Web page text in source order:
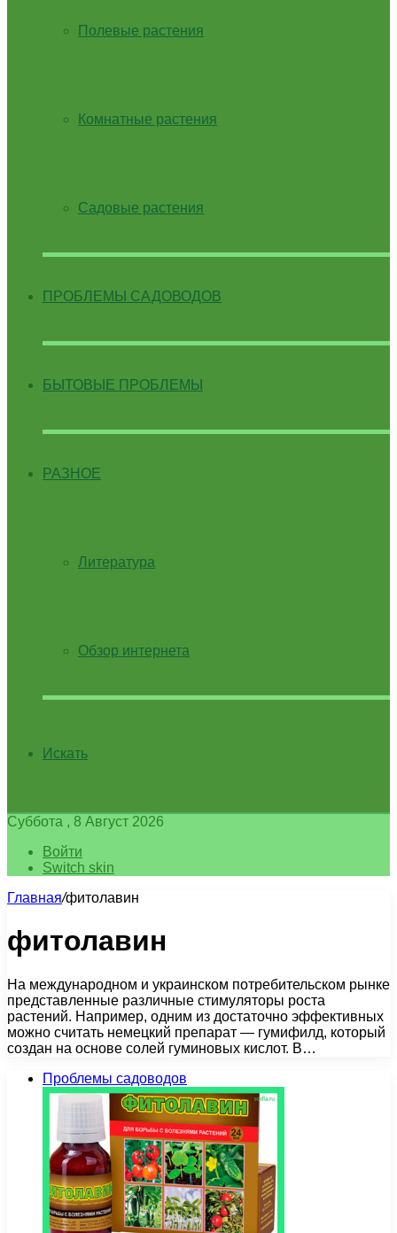
Полевые растения
Комнатные растения
Садовые растения
ПРОБЛЕМЫ САДОВОДОВ
БЫТОВЫЕ ПРОБЛЕМЫ
РАЗНОЕ
Литература
Обзор интернета
Искать
Суббота , 8 Август 2026
Войти
Switch skin
Главная/фитолавин
фитолавин
На международном и украинском потребительском рынке
представленные различные стимуляторы роста
растений. Например, одним из достаточно эффективных
можно считать немецкий препарат — гумифилд, который
создан на основе солей гуминовых кислот. В…
Проблемы садоводов